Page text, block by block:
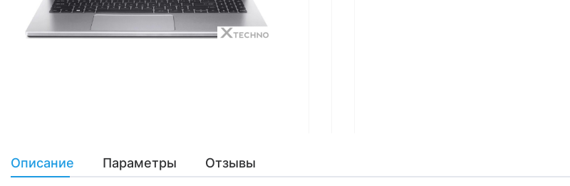
Описание Параметры Отзывы